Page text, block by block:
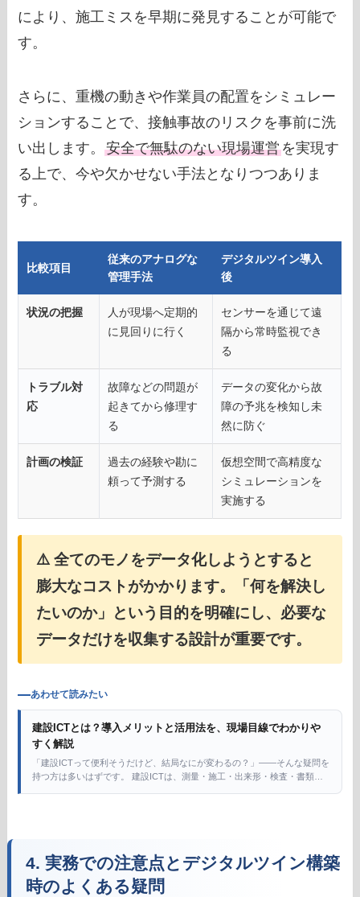
により、施工ミスを早期に発見することが可能で
す。
さらに、重機の動きや作業員の配置をシミュレー
ションすることで、接触事故のリスクを事前に洗
い出します。安全で無駄のない現場運営を実現す
る上で、今や欠かせない手法となりつつありま
す。
比較項目
従来のアナログな
管理手法
デジタルツイン導入
後
状況の把握
人が現場へ定期的
に見回りに行く
センサーを通じて遠
隔から常時監視でき
る
トラブル対
応
故障などの問題が
起きてから修理す
る
データの変化から故
障の予兆を検知し未
然に防ぐ
計画の検証
過去の経験や勘に
頼って予測する
仮想空間で高精度な
シミュレーションを
実施する
⚠️ 全てのモノをデータ化しようとすると
膨大なコストがかかります。「何を解決し
たいのか」という目的を明確にし、必要な
データだけを収集する設計が重要です。
あわせて読みたい
建設ICTとは？導入メリットと活用法を、現場目線でわかりや
すく解説
「建設ICTって便利そうだけど、結局なにが変わるの？」——そんな疑問を
持つ方は多いはずです。 建設ICTは、測量・施工・出来形・検査・書類管
4. 実務での注意点とデジタルツイン構築
時のよくある疑問